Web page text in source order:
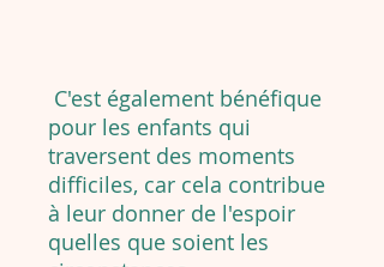
C'est également bénéfique
pour les enfants qui
traversent des moments
difficiles, car cela contribue
à leur donner de l'espoir
quelles que soient les